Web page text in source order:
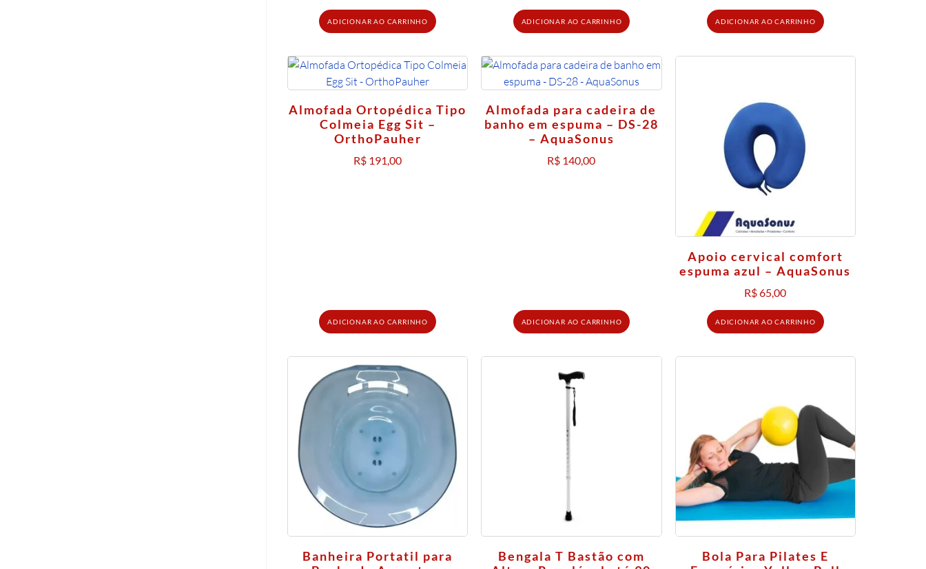
ADICIONAR AO CARRINHO ADICIONAR AO CARRINHO ADICIONAR AO CARRINHO
Almofada Ortopédica Tipo
Colmeia Egg Sit –
OrthoPauher
R$ 191,00
ADICIONAR AO CARRINHO
Almofada para cadeira de
banho em espuma – DS-28
– AquaSonus
R$ 140,00
ADICIONAR AO CARRINHO
Apoio cervical comfort
espuma azul – AquaSonus
R$65,00
ADICIONAR AO CARRINHO
Banheira Portatil para
Bengala T Bastão com
Bola Para Pilates E